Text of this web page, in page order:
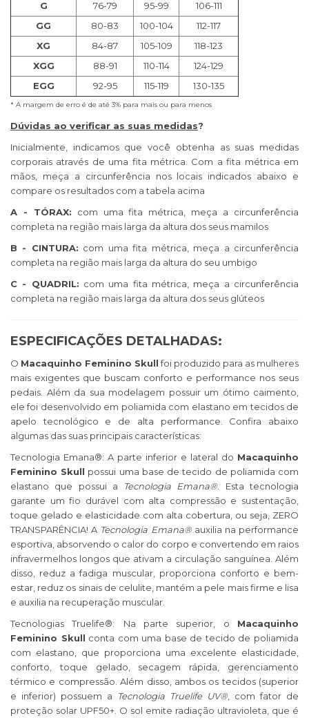
G 76-79 95-99
106-111
GG
80-83 100-104
112-117
XG
84-87 105-109
118-123
XGG
88-91 110-114
124-129
EGG
92-95 115-119 130-135
* A margem de erro é de até 3% para mais ou para menos
Dúvidas ao verificar as suas medidas?
Inicialmente, indicamos que você obtenha as suas medidas
corporais através de uma fita métrica. Com a fita métrica em
mãos, meça a circunferência nos locais indicados abaixo e
compare os resultados com a tabela acima
A - TÓRAX: com uma fita métrica, meça a circunferência
completa na região mais larga da altura dos seus mamilos
B - CINTURA: com uma fita métrica, meça a circunferência
completa na região mais larga da altura do seu umbigo
C - QUADRIL: com uma fita métrica, meça a circunferência
completa na região mais larga da altura dos seus glúteos
ESPECIFICAÇÕES DETALHADAS:
O Macaquinho Feminino Skullfoi produzido para as mulheres
mais exigentes que buscam conforto e performance nos seus
pedais. Além da sua modelagem possuir um ótimo caimento,
ele foi desenvolvido em poliamida com elastano em tecidos de
apelo tecnológico e de alta performance. Confira abaixo
algumas das suas principais características:
Tecnologia Emana®: A parte inferior e lateral do Macaquinho
Feminino Skull possui uma base de tecido de poliamida com
elastano que possui a Tecnologia Emana® . Esta tecnologia
garante um fio durável com alta compressão e sustentação,
toque gelado e elasticidade com alta cobertura, ou seja, ZERO
TRANSPARÊNCIA! A Tecnologia Emana®auxilia na performance
esportiva, absorvendo o calor do corpo e convertendo em raios
infravermelhos longos que ativam a circulação sanguínea. Além
disso, reduz a fadiga muscular, proporciona conforto e bem-
estar, reduz os sinais de celulite, mantém a pele mais firme e lisa
e auxilia na recuperação muscular.
Tecnologias Truelife®:
Na parte superior, o Macaquinho
Feminino Skull conta com uma base de tecido de poliamida
com elastano, que proporciona uma excelente elasticidade,
conforto, toque gelado, secagem rápida, gerenciamento
térmico e compressão. Além disso, ambos os tecidos (superior
e inferior) possuem a
Tecnologia Truelife UV® , com fator de
proteção solar UPF50+. O sol emite radiação ultravioleta, que é